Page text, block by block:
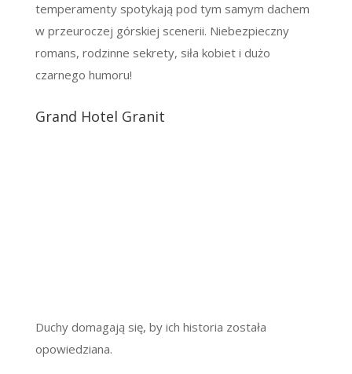
temperamenty spotykają pod tym samym dachem
w przeuroczej górskiej scenerii. Niebezpieczny
romans, rodzinne sekrety, siła kobiet i dużo
czarnego humoru!
Grand Hotel Granit
Duchy domagają się, by ich historia została
opowiedziana.